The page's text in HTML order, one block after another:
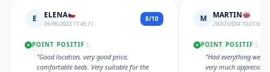
E ELENA
05/06/2023 11:45:11
8/10
POINT POSITIF :
"Good location, very good price,
comfortable beds. Very suitable for the
M MARTIN
28/07/2024 10:27:50
POINT POSITIF :
"Had everything we
very much